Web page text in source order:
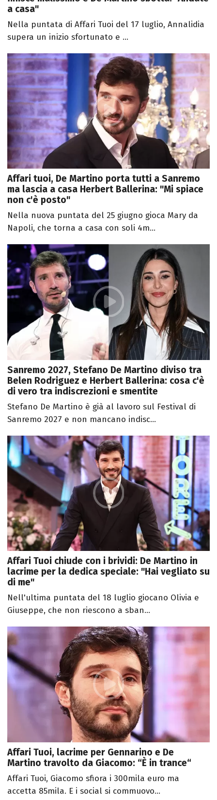
a casa"
Nella puntata di Affari Tuoi del 17 luglio, Annalidia
supera un inizio sfortunato e ...
Affari tuoi, De Martino porta tutti a Sanremo
ma lascia a casa Herbert Ballerina: "Mi spiace
non c'è posto"
Nella nuova puntata del 25 giugno gioca Mary da
Napoli, che torna a casa con soli 4m...
Sanremo 2027, Stefano De Martino diviso tra
Belen Rodriguez e Herbert Ballerina: cosa c'è
di vero tra indiscrezioni e smentite
Stefano De Martino è già al lavoro sul Festival di
Sanremo 2027 e non mancano indisc...
Affari Tuoi chiude con i brividi: De Martino in
lacrime per la dedica speciale: "Hai vegliato su
di me"
Nell'ultima puntata del 18 luglio giocano Olivia e
Giuseppe, che non riescono a sban...
Affari Tuoi, lacrime per Gennarino e De
Martino travolto da Giacomo: “È in trance“
Affari Tuoi, Giacomo sfiora i 300mila euro ma
accetta 85mila. E i social si commuovo...